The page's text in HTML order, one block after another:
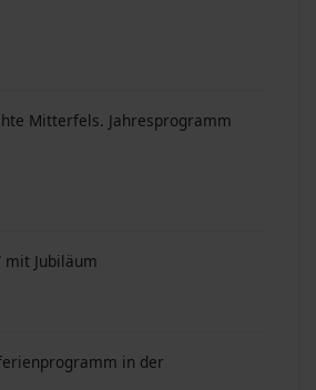
Mitterfels. Jahresprogramm
mit Jubiläum
in der